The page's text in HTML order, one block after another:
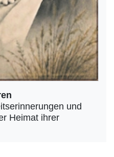
und
Heimat ihrer